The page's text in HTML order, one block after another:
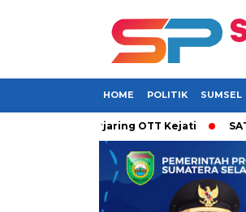
HOME POLITIK SUMSEL
Terjaring OTT Kejati SATSPAM+